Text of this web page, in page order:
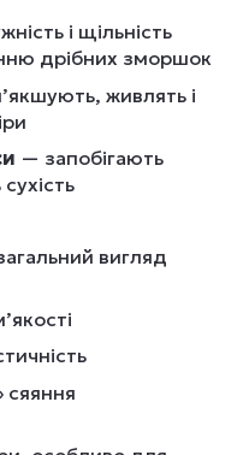
і щільність
дрібних зморшок
живлять і
— запобігають
вигляд
сяяння